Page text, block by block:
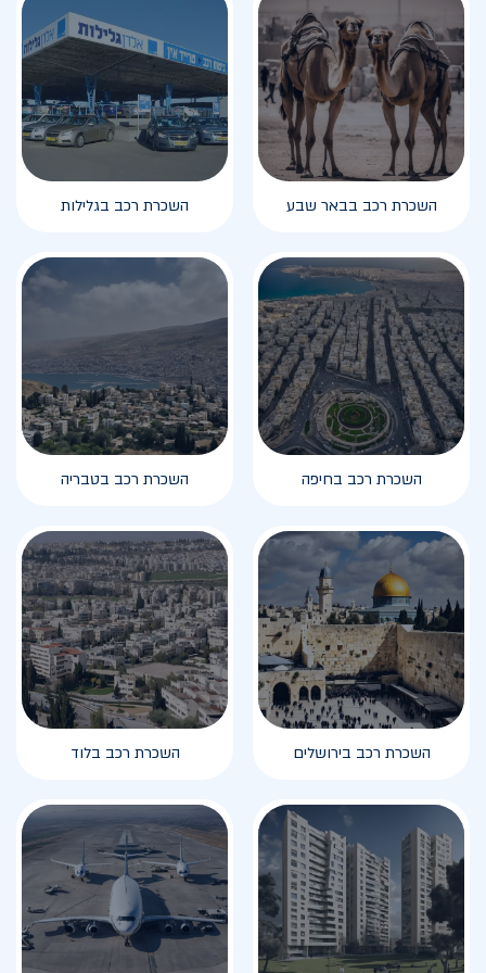
השכרת רכב בבאר שבע השכרת רכב בגלילות
השכרת רכב בחיפה השכרת רכב בטבריה
השכרת רכב בירושלים השכרת רכב בלוד